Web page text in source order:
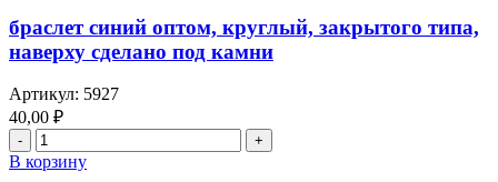
браслет синий оптом, круглый, закрытого типа,
наверху сделано под камни
Артикул: 5927
40,00 ₽
В корзину